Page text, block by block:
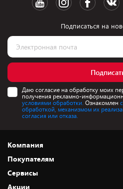
Подписаться на
Даю согласие на обработку моих
получения рекламно-
условиями обработки. Ознакомлен
обработкой, механизмом их
согласия или отказа.
Компания
О нас
Адреса магазинов
Покупателям
Как сделать заказ
Сервисы
Акции